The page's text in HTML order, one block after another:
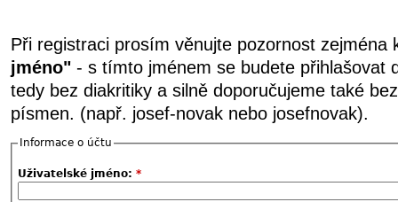
Při registraci prosím věnujte pozornost zejména
jméno" - s tímto jménem se budete přihlašovat
tedy bez diakritiky a silně doporučujeme také
písmen. (např. josef-novak nebo josefnovak).
Informace o účtu
Uživatelské jméno: *